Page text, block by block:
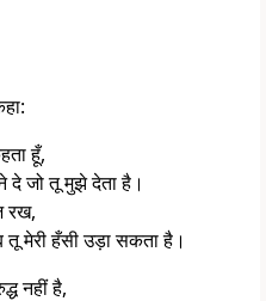
हूँ,
जो तू मुझे देता है।
रख,
मेरी हँसी उड़ा सकता है।
नहीं है,